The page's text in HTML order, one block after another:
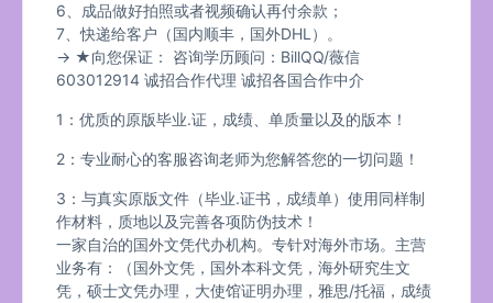
6、成品做好拍照或者视频确认再付余款；
7、快递给客户（国内顺丰，国外DHL）。
→ ★向您保证： 咨询学历顾问：BillQQ/薇信
603012914 诚招合作代理 诚招各国合作中介
1：优质的原版毕业.证，成绩、单质量以及的版本！
2：专业耐心的客服咨询老师为您解答您的一切问题！
3：与真实原版文件（毕业.证书，成绩单）使用同样制
作材料，质地以及完善各项防伪技术！
一家自治的国外文凭代办机构。专针对海外市场。主营
业务有：（国外文凭，国外本科文凭，海外研究生文
凭，硕士文凭办理，大使馆证明办理，雅思/托福，成绩